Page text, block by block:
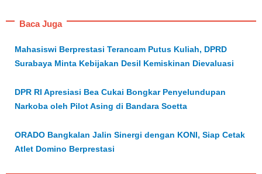
Baca Juga
Mahasiswi Berprestasi Terancam Putus Kuliah, DPRD
Surabaya Minta Kebijakan Desil Kemiskinan Dievaluasi
DPR RI Apresiasi Bea Cukai Bongkar Penyelundupan
Narkoba oleh Pilot Asing di Bandara Soetta
ORADO Bangkalan Jalin Sinergi dengan KONI, Siap Cetak
Atlet Domino Berprestasi